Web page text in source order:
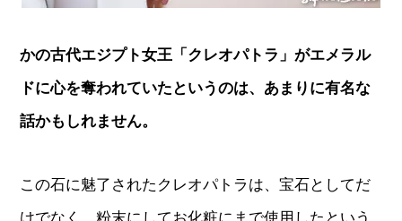
かの古代エジプト女王「クレオパトラ」がエメラル
ドに心を奪われていたというのは、あまりに有名な
話かもしれません。
この石に魅了されたクレオパトラは、宝石としてだ